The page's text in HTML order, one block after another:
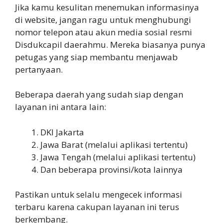
Jika kamu kesulitan menemukan informasinya
di website, jangan ragu untuk menghubungi
nomor telepon atau akun media sosial resmi
Disdukcapil daerahmu. Mereka biasanya punya
petugas yang siap membantu menjawab
pertanyaan.
Beberapa daerah yang sudah siap dengan
layanan ini antara lain:
DKI Jakarta
Jawa Barat (melalui aplikasi tertentu)
Jawa Tengah (melalui aplikasi tertentu)
Dan beberapa provinsi/kota lainnya
Pastikan untuk selalu mengecek informasi
terbaru karena cakupan layanan ini terus
berkembang.